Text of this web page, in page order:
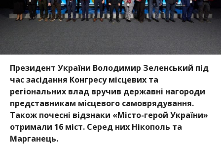
Президент України Володимир Зеленський під
час засідання Конгресу місцевих та
регіональних влад вручив державні нагороди
представникам місцевого самоврядування.
Також почесні відзнаки «Місто-герой України»
отримали 16 міст. Серед них Нікополь та
Марганець.